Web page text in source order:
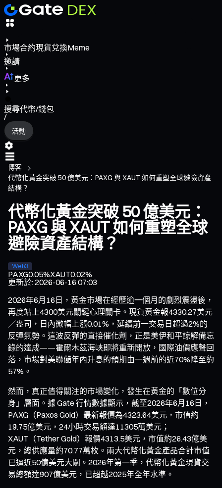
市場合約現貨兌換Meme
邀請
更多
搜尋代幣/錢包
/
活動
博客
代幣化黃金突破 50 億美元：PAXG 與 XAUT 如何重塑全球避險資產
結構？
代幣化黃金突破 50 億美元：
PAXG 與 XAUT 如何重塑全球
避險資產結構？
Web3
PAXG0.05%XAUT0.02%
更新於:2026-06-16 07:03
2026年6月16日，黃金市場在經歷逾一個月的劇烈震盪後，
再度站上4300美元關鍵心理關卡。現貨黃金報4330.27美元
／盎司，日內微幅上漲0.01%，延續前一交易日超過2%的
反彈氣勢。這波反彈的直接催化劑，正是美伊和平諒解備忘
錄的達成——霍爾木茲海峽即將重新開放，國際油價應聲回
落，市場對美聯儲年內升息的預期由一週前的近70%降至約
57%。
然而，真正值得關注的市場變化，發生在黃金的「數位分
身」層面。據 Gate 行情數據顯示，截至2026年6月16日，
PAXG（Paxos Gold）最新報價為4323.64美元，市值約
19.75億美元，24小時交易額達11305萬美元；
XAUT（Tether Gold）報價4313.5美元，市值約26.43億美
元，總供應量約70.77萬枚。兩大代幣化黃金產品合計市值
已逼近50億美元大關。2026年第一季，代幣化黃金現貨交
易總額達907億美元，已超越2025年全年水準。